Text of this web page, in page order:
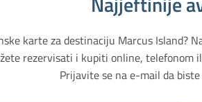
karte za destinaciju Marcus Island?
rezervisati i kupiti online, telefonom
Prijavite se na e-mail da